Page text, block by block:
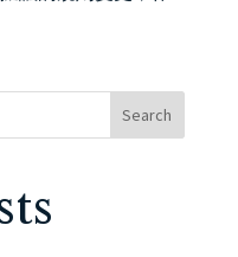
Search